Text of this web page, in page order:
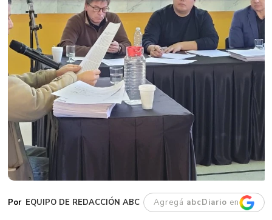
EQUIPO DE REDACCIÓN ABC Agregá abcDiario en